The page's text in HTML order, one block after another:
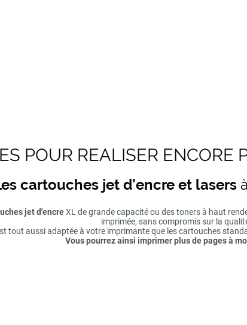
POUR REALISER ENCORE
cartouches jet d’encre et lasers
jet d'encreXL de grande capacité ou des toners à haut
imprimée, sans compromis sur la
tout aussi adaptée à votre imprimante que les cartouches
Vous pourrez ainsi imprimer plus de pages à